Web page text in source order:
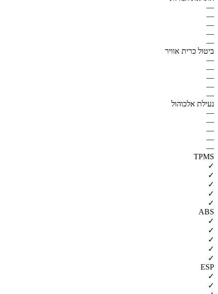
—
—
—
—
—
ביטול כרית אוויר
—
—
—
—
—
נעילת אלכוהול
—
—
—
—
—
TPMS
✓
✓
✓
✓
✓
ABS
✓
✓
✓
✓
✓
ESP
✓
✓